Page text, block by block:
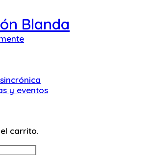
y eventos
carrito.